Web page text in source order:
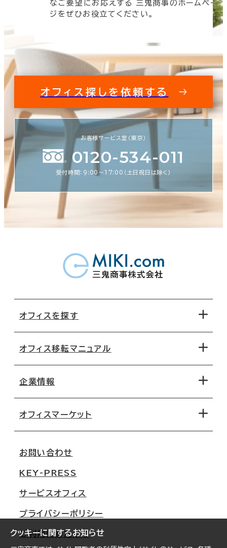
クッキーに関するお知らせ
なご要望にお応えする 三鬼商事のホームペー
ジをぜひお役立てください。
オフィス探しを依頼する
お客様サービス室（東京）
0120-534-011
受付時間：9:00〜17:00（土日祝日は除く）
オフィスを探す
地図から探す
路線・駅から探す
オフィス移転マニュアル
移転コストシミュレーション
移転スケジュール
オフィス移転Q&A
企業情報
オフィスマーケット
大阪
名古屋
札幌
仙台
お問い合わせ
KEY-PRESS
サービスオフィス
プライバシーポリシー
ご利用にあたって